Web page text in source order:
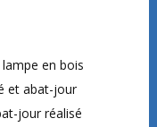
en bois
et abat-jour
jour réalisé